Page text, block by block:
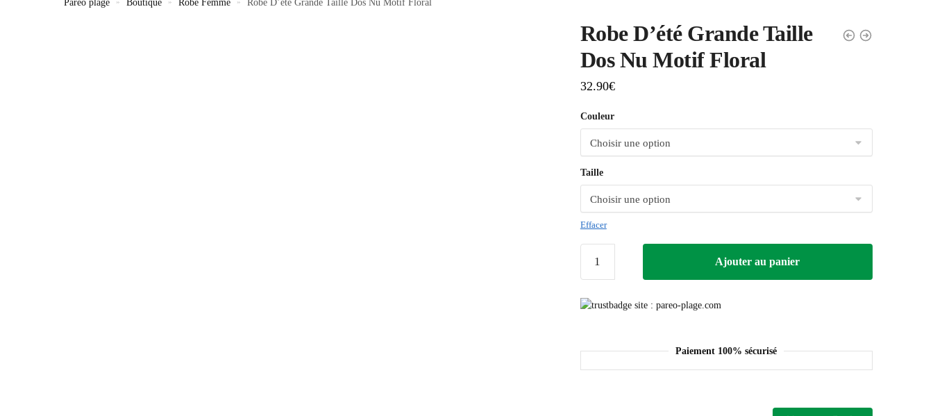
Paréo plage Boutique Robe Femme Robe D’été Grande Taille Dos Nu Motif Floral
Robe D’été Grande Taille
Dos Nu Motif Floral
32.90€
Couleur
Taille
Effacer
Ajouter au panier
Paiement 100% sécurisé